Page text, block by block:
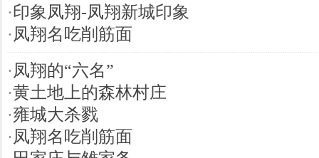
·印象凤翔-凤翔新城印象
·凤翔名吃削筋面
·凤翔的“六名”
·黄土地上的森林村庄
·雍城大杀戮
·凤翔名吃削筋面